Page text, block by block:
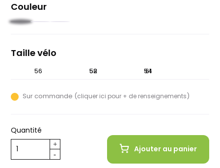
Couleur
Noir
Vert
Taille vélo
49 52 54
56 58 61
Sur commande (cliquer ici pour + de renseignements)
Quantité
Ajouter au panier